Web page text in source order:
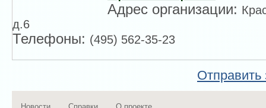
Адрес организации:
д.6
Телефоны:(495) 562-35-23
Отправить